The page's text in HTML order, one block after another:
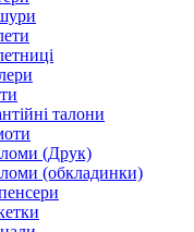
талони
(Друк)
(обкладинки)